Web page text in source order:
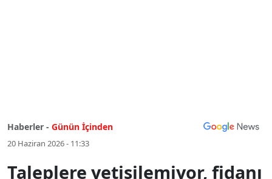
Haberler - Günün İçinden
20 Haziran 2026 - 11:33
Taleplere yetişilemiyor, fidanı